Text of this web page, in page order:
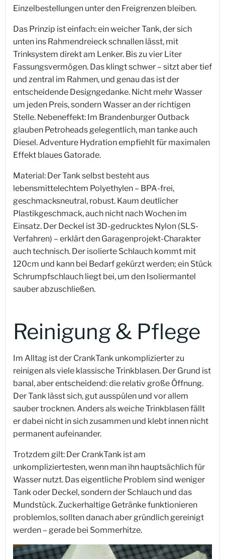
Einzelbestellungen unter den Freigrenzen bleiben.
Das Prinzip ist einfach: ein weicher Tank, der sich
unten ins Rahmendreieck schnallen lässt, mit
Trinksystem direkt am Lenker. Bis zu vier Liter
Fassungsvermögen. Das klingt schwer – sitzt aber tief
und zentral im Rahmen, und genau das ist der
entscheidende Designgedanke. Nicht mehr Wasser
um jeden Preis, sondern Wasser an der richtigen
Stelle. Nebeneffekt: Im Brandenburger Outback
glauben Petroheads gelegentlich, man tanke auch
Diesel. Adventure Hydration empfiehlt für maximalen
Effekt blaues Gatorade.
Material: Der Tank selbst besteht aus
lebensmittelechtem Polyethylen – BPA-frei,
geschmacksneutral, robust. Kaum deutlicher
Plastikgeschmack, auch nicht nach Wochen im
Einsatz. Der Deckel ist 3D-gedrucktes Nylon (SLS-
Verfahren) – erklärt den Garagenprojekt-Charakter
auch technisch. Der isolierte Schlauch kommt mit
120cm und kann bei Bedarf gekürzt werden; ein Stück
Schrumpfschlauch liegt bei, um den Isoliermantel
sauber abzuschließen.
Reinigung & Pflege
Im Alltag ist der CrankTank unkomplizierter zu
reinigen als viele klassische Trinkblasen. Der Grund ist
banal, aber entscheidend: die relativ große Öffnung.
Der Tank lässt sich, gut ausspülen und vor allem
sauber trocknen. Anders als weiche Trinkblasen fällt
er dabei nicht in sich zusammen und klebt innen nicht
permanent aufeinander.
Trotzdem gilt: Der CrankTank ist am
unkompliziertesten, wenn man ihn hauptsächlich für
Wasser nutzt. Das eigentliche Problem sind weniger
Tank oder Deckel, sondern der Schlauch und das
Mundstück. Zuckerhaltige Getränke funktionieren
problemlos, sollten danach aber gründlich gereinigt
werden – gerade bei Sommerhitze.